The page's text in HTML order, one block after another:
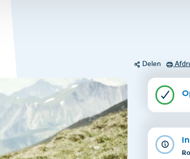
Delen